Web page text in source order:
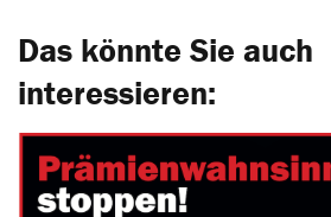
Das könnte Sie auch
interessieren: